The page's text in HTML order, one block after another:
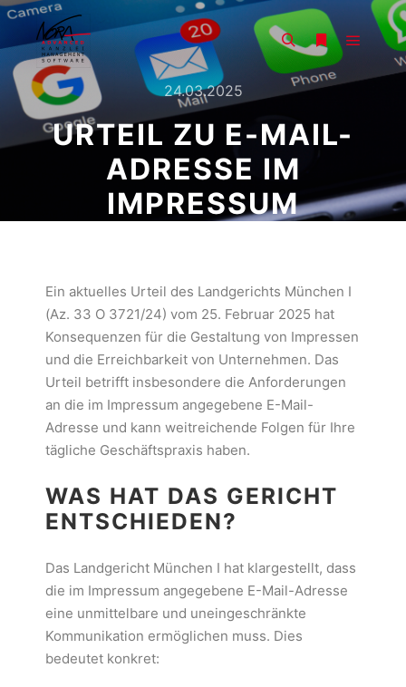
24.03.2025
URTEIL ZU E-MAIL-
ADRESSE IM
IMPRESSUM
Ein aktuelles Urteil des Landgerichts München I
(Az. 33 O 3721/24) vom 25. Februar 2025 hat
Konsequenzen für die Gestaltung von Impressen
und die Erreichbarkeit von Unternehmen. Das
Urteil betrifft insbesondere die Anforderungen
an die im Impressum angegebene E-Mail-
Adresse und kann weitreichende Folgen für Ihre
tägliche Geschäftspraxis haben.
WAS HAT DAS GERICHT
ENTSCHIEDEN?
Das Landgericht München I hat klargestellt, dass
die im Impressum angegebene E-Mail-Adresse
eine unmittelbare und uneingeschränkte
Kommunikation ermöglichen muss. Dies
bedeutet konkret: